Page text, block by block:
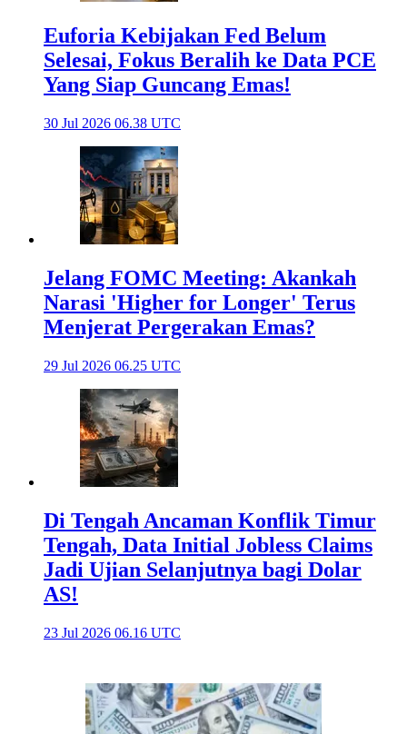
Euforia Kebijakan Fed Belum
Selesai, Fokus Beralih ke Data PCE
Yang Siap Guncang Emas!
30 Jul 2026 06.38 UTC
Jelang FOMC Meeting: Akankah
Narasi 'Higher for Longer' Terus
Menjerat Pergerakan Emas?
29 Jul 2026 06.25 UTC
Di Tengah Ancaman Konflik Timur
Tengah, Data Initial Jobless Claims
Jadi Ujian Selanjutnya bagi Dolar
AS!
23 Jul 2026 06.16 UTC